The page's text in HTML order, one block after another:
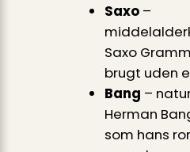
Saxo–
Saxo
brugt uden
Bang –
Herman
som hans